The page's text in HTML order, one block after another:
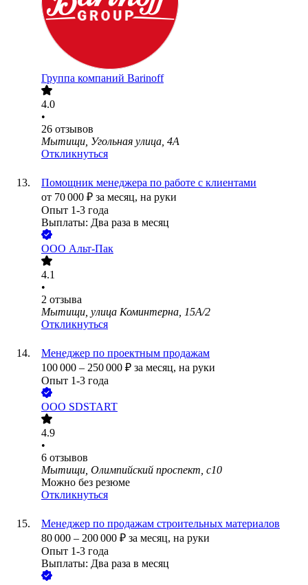
Группа компаний Barinoff
4.0
•
26 отзывов
Мытищи, Угольная улица, 4А
Откликнуться
Помощник менеджера по работе с клиентами
от 70 000 ₽ за месяц, на руки
Опыт 1-3 года
Выплаты: Два раза в месяц
ООО Альт-Пак
4.1
•
2 отзыва
Мытищи, улица Коминтерна, 15А/2
Откликнуться
Менеджер по проектным продажам
100 000 – 250 000 ₽ за месяц, на руки
Опыт 1-3 года
ООО SDSTART
4.9
•
6 отзывов
Мытищи, Олимпийский проспект, с10
Можно без резюме
Откликнуться
Менеджер по продажам строительных материалов
80 000 – 200 000 ₽ за месяц, на руки
Опыт 1-3 года
Выплаты: Два раза в месяц